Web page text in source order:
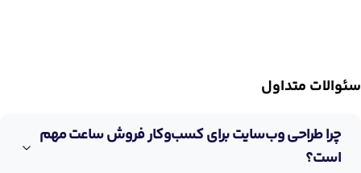
سئوالات متداول
چرا طراحی وب‌سایت برای کسب‌وکار فروش ساعت مهم
است؟